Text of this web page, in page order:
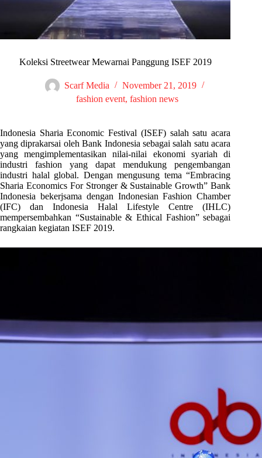
Koleksi Streetwear Mewarnai Panggung ISEF 2019
Scarf Media
November 21, 2019
fashion event, fashion news
Indonesia Sharia Economic Festival (ISEF) salah satu acara
yang diprakarsai oleh Bank Indonesia sebagai salah satu acara
yang mengimplementasikan nilai-nilai ekonomi syariah di
industri fashion yang dapat mendukung pengembangan
industri halal global. Dengan mengusung tema “Embracing
Sharia Economics For Stronger & Sustainable Growth” Bank
Indonesia bekerjsama dengan Indonesian Fashion Chamber
(IFC) dan Indonesia Halal Lifestyle Centre (IHLC)
mempersembahkan “Sustainable & Ethical Fashion” sebagai
rangkaian kegiatan ISEF 2019.